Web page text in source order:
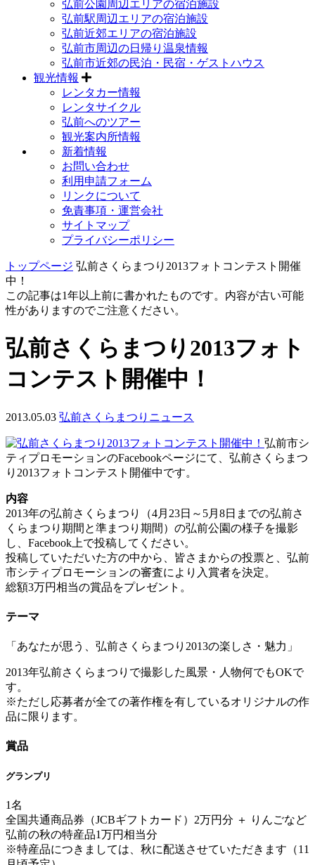
弘前公園周辺エリアの宿泊施設
弘前駅周辺エリアの宿泊施設
弘前近郊エリアの宿泊施設
弘前市周辺の日帰り温泉情報
弘前市近郊の民泊・民宿・ゲストハウス
観光情報
レンタカー情報
レンタサイクル
弘前へのツアー
観光案内所情報
新着情報
お問い合わせ
利用申請フォーム
リンクについて
免責事項・運営会社
サイトマップ
プライバシーポリシー
トップページ 弘前さくらまつり2013フォトコンテスト開催
中！
この記事は1年以上前に書かれたものです。内容が古い可能
性がありますのでご注意ください。
弘前さくらまつり2013フォト
コンテスト開催中！
2013.05.03 弘前さくらまつりニュース
弘前市シ
ティプロモーションのFacebookページにて、弘前さくらまつ
り2013フォトコンテスト開催中です。
内容
2013年の弘前さくらまつり（4月23日～5月8日までの弘前さ
くらまつり期間と準まつり期間）の弘前公園の様子を撮影
し、Facebook上で投稿してください。
投稿していただいた方の中から、皆さまからの投票と、弘前
市シティプロモーションの審査により入賞者を決定。
総額3万円相当の賞品をプレゼント。
テーマ
「あなたが思う、弘前さくらまつり2013の楽しさ・魅力」
2013年弘前さくらまつりで撮影した風景・人物何でもOKで
す。
※ただし応募者が全ての著作権を有しているオリジナルの作
品に限ります。
賞品
グランプリ
1名
全国共通商品券（JCBギフトカード）2万円分 ＋ りんごなど
弘前の秋の特産品1万円相当分
※特産品につきましては、秋に配送させていただきます（11